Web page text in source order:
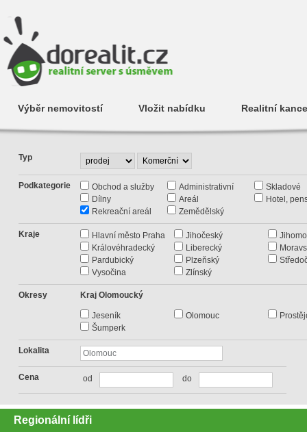
Výběr nemovitostí Vložit nabídku Realitní
Typ
Podkategorie Obchod a služby Administrativní
Skladové
Dílny
Areál
Hotel,
Rekreační areál
Zemědělský
Kraje Hlavní město Praha Jihočeský
Královéhradecký
Liberecký
Pardubický
Plzeňský
Vysočina
Zlínský
Okresy Kraj Olomoucký
Jeseník Olomouc
Šumperk
Lokalita
Cena od do
Regionální lídři